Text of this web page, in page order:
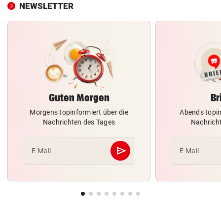
NEWSLETTER
Guten Morgen
Morgens topinformiert über die
Nachrichten des Tages
E-Mail send
Abschicken
Abends
E-Mail